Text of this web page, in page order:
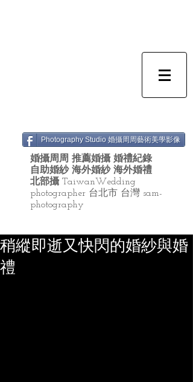
Photography Studio 婚攝周周藝術美學影像
婚攝周周 推薦婚攝 婚禮紀錄
自助婚紗 海外婚紗 海外婚禮
北部攝 TaiwanWedding
photographer 台北市 台灣 sam-
photography
稍縱即逝又快閃的婚紗與婚
禮